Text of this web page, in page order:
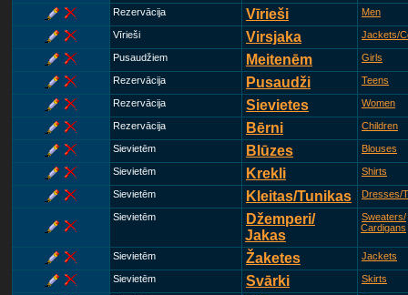
Rezervācija Vīrieši Men
Vīrieši Virsjaka Jackets/
Pusaudžiem Meitenēm Girls
Rezervācija Pusaudži Teens
Rezervācija Sievietes Women
Rezervācija Bērni Children
Sievietēm Blūzes Blouses
Sievietēm Krekli Shirts
Sievietēm Kleitas/Tunikas Dresses/
Sievietēm
Džemperi/
Jakas
Sweaters/
Cardigans
Sievietēm Žaketes Jackets
Sievietēm Svārki Skirts